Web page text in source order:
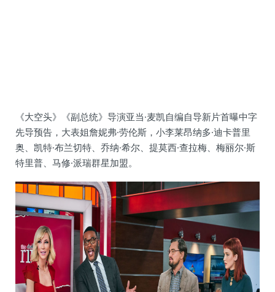
《大空头》《副总统》导演亚当·麦凯自编自导新片首曝中字
先导预告，大表姐詹妮弗·劳伦斯，小李莱昂纳多·迪卡普里
奥、凯特·布兰切特、乔纳·希尔、提莫西·查拉梅、梅丽尔·斯
特里普、马修·派瑞群星加盟。